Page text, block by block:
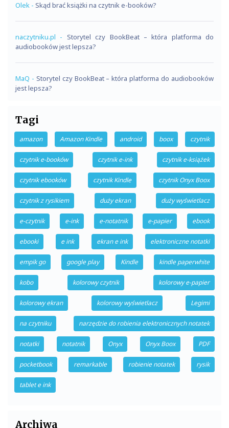
Olek - Skąd brać książki na czytnik e-booków?
naczytniku.pl - Storytel czy BookBeat – która platforma do
audiobooków jest lepsza?
MaQ - Storytel czy BookBeat – która platforma do audiobooków
jest lepsza?
Tagi
amazon Amazon Kindle android boox czytnik
czytnik e-booków czytnik e-ink czytnik e-książek
czytnik ebooków czytnik Kindle czytnik Onyx Boox
czytnik z rysikiem duży ekran duży wyświetlacz
e-czytnik e-ink e-notatnik e-papier ebook
ebooki e ink ekran e ink elektroniczne notatki
empik go google play Kindle kindle paperwhite
kobo kolorowy czytnik kolorowy e-papier
kolorowy ekran kolorowy wyświetlacz Legimi
na czytniku narzędzie do robienia elektronicznych notatek
notatki notatnik Onyx Onyx Boox PDF
pocketbook remarkable robienie notatek rysik
tablet e ink
Archiwa